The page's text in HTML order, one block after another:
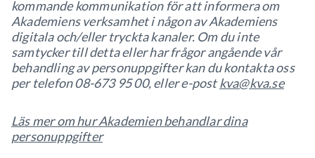
kommande kommunikation för att informera om
Akademiens verksamhet i någon av Akademiens
digitala och/eller tryckta kanaler. Om du inte
samtycker till detta eller har frågor angående vår
behandling av personuppgifter kan du kontakta oss
per telefon 08-673 95 00, eller e-postkva@kva.se
Läs mer om hur Akademien behandlar dina
personuppgifter